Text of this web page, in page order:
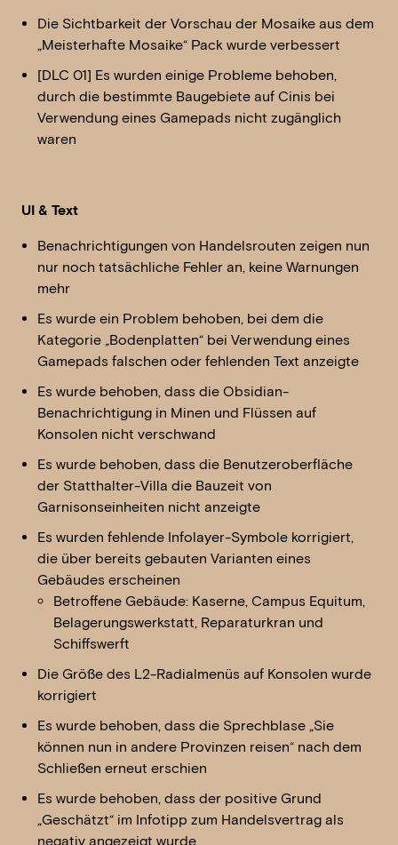
Die Sichtbarkeit der Vorschau der Mosaike aus dem
„Meisterhafte Mosaike“ Pack wurde verbessert
[DLC 01] Es wurden einige Probleme behoben,
durch die bestimmte Baugebiete auf Cinis bei
Verwendung eines Gamepads nicht zugänglich
waren
UI & Text
Benachrichtigungen von Handelsrouten zeigen nun
nur noch tatsächliche Fehler an, keine Warnungen
mehr
Es wurde ein Problem behoben, bei dem die
Kategorie „Bodenplatten“ bei Verwendung eines
Gamepads falschen oder fehlenden Text anzeigte
Es wurde behoben, dass die Obsidian-
Benachrichtigung in Minen und Flüssen auf
Konsolen nicht verschwand
Es wurde behoben, dass die Benutzeroberfläche
der Statthalter-Villa die Bauzeit von
Garnisonseinheiten nicht anzeigte
Es wurden fehlende Infolayer-Symbole korrigiert,
die über bereits gebauten Varianten eines
Gebäudes erscheinen
Betroffene Gebäude: Kaserne, Campus Equitum,
Belagerungswerkstatt, Reparaturkran und
Schiffswerft
Die Größe des L2-Radialmenüs auf Konsolen wurde
korrigiert
Es wurde behoben, dass die Sprechblase „Sie
können nun in andere Provinzen reisen“ nach dem
Schließen erneut erschien
Es wurde behoben, dass der positive Grund
„Geschätzt“ im Infotipp zum Handelsvertrag als
negativ angezeigt wurde